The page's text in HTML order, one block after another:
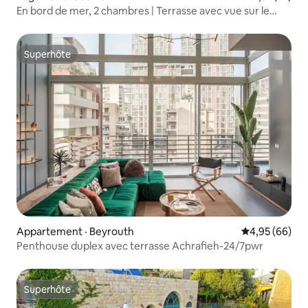
En bord de mer, 2 chambres | Terrasse avec vue sur le
Superhôte
Superhôte
Appartement · Beyrouth Note
4,95 (66)
Penthouse duplex avec terrasse Achrafieh-24/7pwr
Superhôte
Superhôte